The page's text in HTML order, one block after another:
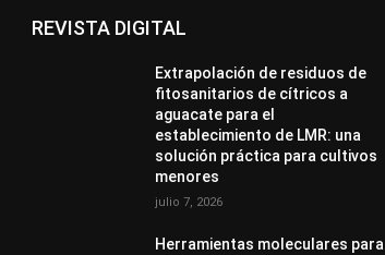
REVISTA DIGITAL
Extrapolación de residuos de
fitosanitarios de cítricos a
aguacate para el
establecimiento de LMR: una
solución práctica para cultivos
menores
julio 7, 2026
Herramientas moleculares para